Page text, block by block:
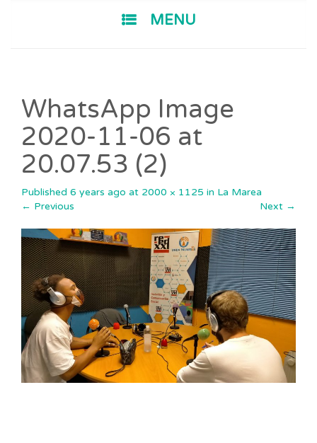
MENU
WhatsApp Image
2020-11-06 at
20.07.53 (2)
Published 6 years ago at 2000 × 1125 in La Marea
← Previous Next →